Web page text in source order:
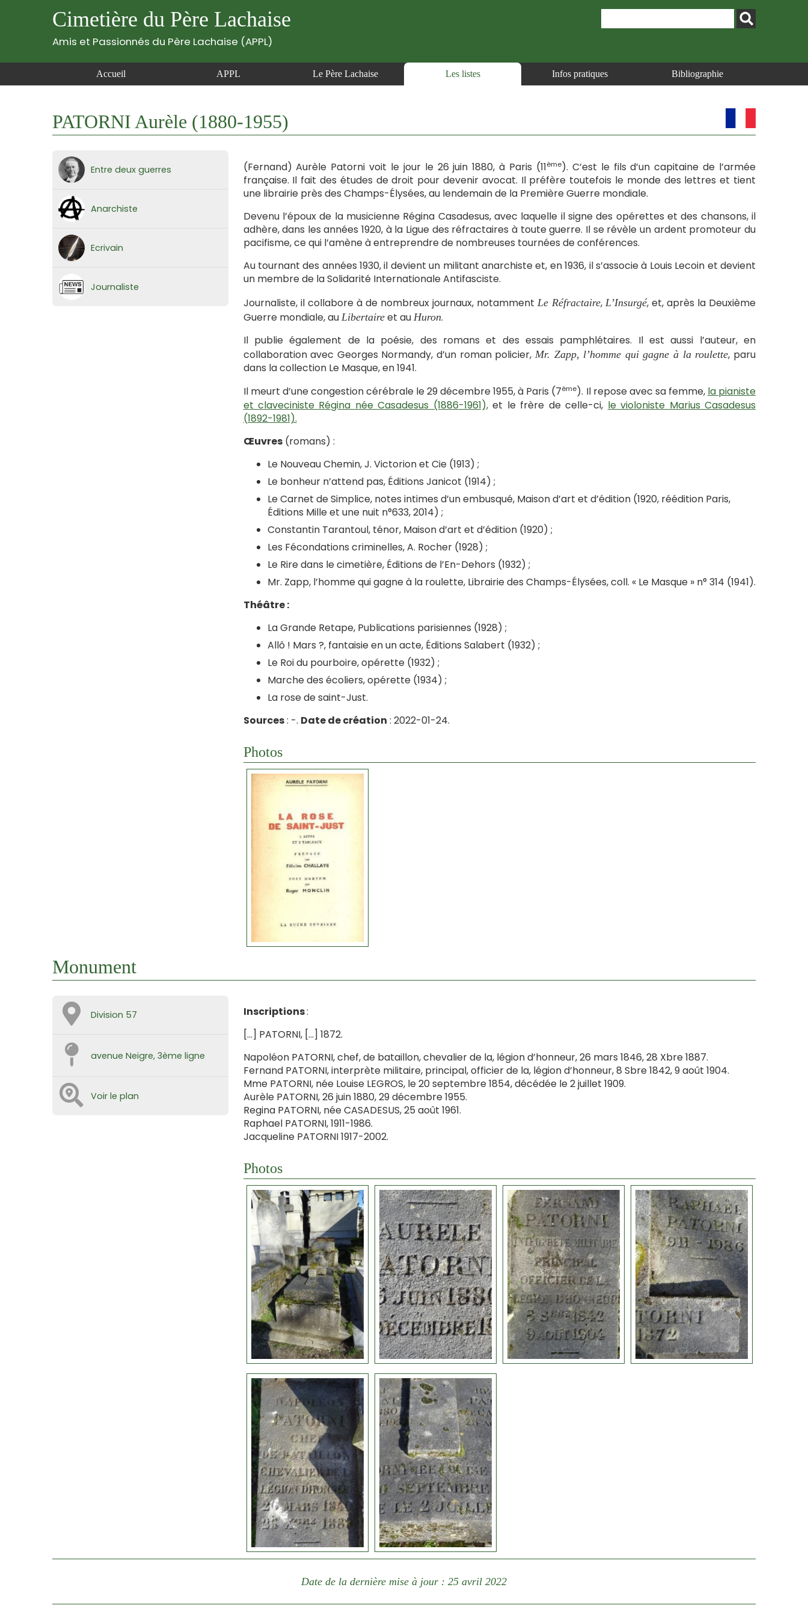
Cimetière du Père Lachaise
Amis et Passionnés du Père Lachaise (APPL)
Accueil APPL Le Père Lachaise Les listes Infos pratiques Bibliographie
PATORNI Aurèle (1880-1955)
Entre deux guerres
Anarchiste
Ecrivain
Journaliste
(Fernand) Aurèle Patorni voit le jour le 26 juin 1880, à Paris (11ème). C’est le fils d’un capitaine de l’armée
française. Il fait des études de droit pour devenir avocat. Il préfère toutefois le monde des lettres et tient
une librairie près des Champs-Élysées, au lendemain de la Première Guerre mondiale.
Devenu l’époux de la musicienne Régina Casadesus, avec laquelle il signe des opérettes et des chansons, il
adhère, dans les années 1920, à la Ligue des réfractaires à toute guerre. Il se révèle un ardent promoteur du
pacifisme, ce qui l’amène à entreprendre de nombreuses tournées de conférences.
Au tournant des années 1930, il devient un militant anarchiste et, en 1936, il s’associe à Louis Lecoin et devient
un membre de la Solidarité Internationale Antifasciste.
Journaliste, il collabore à de nombreux journaux, notamment Le Réfractaire, L’Insurgé, et, après la Deuxième
Guerre mondiale, au Libertaireet au Huron.
Il publie également de la poésie, des romans et des essais pamphlétaires. Il est aussi l’auteur, en
collaboration avec Georges Normandy, d’un roman policier, Mr. Zapp, l’homme qui gagne à la roulette, paru
dans la collection Le Masque, en 1941.
Il meurt d’une congestion cérébrale le 29 décembre 1955, à Paris (7ème). Il repose avec sa femme,la pianiste
et claveciniste Régina née Casadesus (1886-1961),et le frère de celle-ci, le violoniste Marius Casadesus
(1892-1981).
Œuvres(romans) :
Le Nouveau Chemin, J. Victorion et Cie (1913) ;
Le bonheur n’attend pas, Éditions Janicot (1914) ;
Le Carnet de Simplice, notes intimes d’un embusqué, Maison d’art et d’édition (1920, réédition Paris,
Éditions Mille et une nuit n°633, 2014) ;
Constantin Tarantoul, ténor, Maison d’art et d’édition (1920) ;
Les Fécondations criminelles, A. Rocher (1928) ;
Le Rire dans le cimetière, Éditions de l’En-Dehors (1932) ;
Mr. Zapp, l’homme qui gagne à la roulette, Librairie des Champs-Élysées, coll. « Le Masque » n° 314 (1941).
Théâtre :
La Grande Retape, Publications parisiennes (1928) ;
Allô ! Mars ?, fantaisie en un acte, Éditions Salabert (1932) ;
Le Roi du pourboire, opérette (1932) ;
Marche des écoliers, opérette (1934) ;
La rose de saint-Just.
Sources: -. Date de création : 2022-01-24.
Photos
Monument
Division 57
avenue Neigre, 3ème ligne
Voir le plan
Inscriptions:
[…] PATORNI, […] 1872.
Napoléon PATORNI, chef, de bataillon, chevalier de la, légion d’honneur, 26 mars 1846, 28 Xbre 1887.
Fernand PATORNI, interprète militaire, principal, officier de la, légion d’honneur, 8 Sbre 1842, 9 août 1904.
Mme PATORNI, née Louise LEGROS, le 20 septembre 1854, décédée le 2 juillet 1909.
Aurèle PATORNI, 26 juin 1880, 29 décembre 1955.
Regina PATORNI, née CASADESUS, 25 août 1961.
Raphael PATORNI, 1911-1986.
Jacqueline PATORNI 1917-2002.
Photos
Date de la dernière mise à jour : 25 avril 2022